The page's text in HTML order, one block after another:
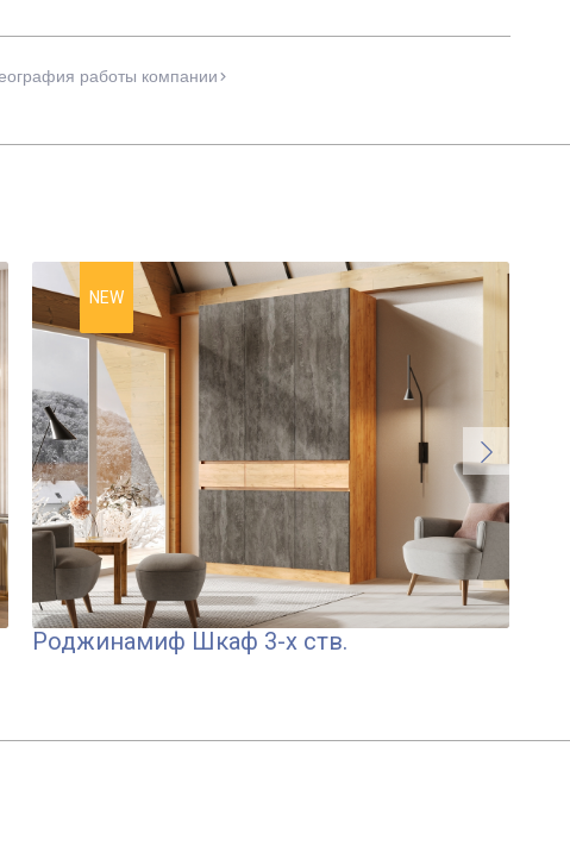
работы компании
NEW
Роджинамиф Шкаф 3-х ств.